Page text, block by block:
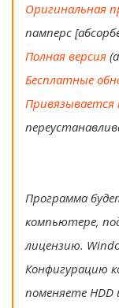
Оригинальная
памперс
Полная версия
Бесплатные
Привязывается
Программа
компьютере,
лицензию.
Конфигурацию
поменяете HDD